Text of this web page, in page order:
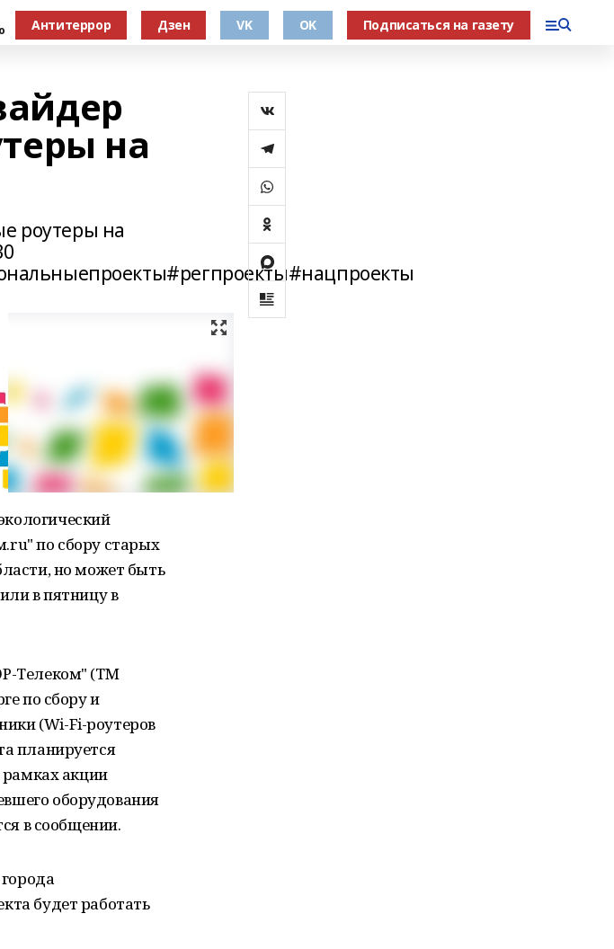
Антитеррор Дзен VK OK Подписаться на газету
на
роутеры на
по сбору старых
но может быть
в пятницу в
Телеком" (ТМ
по сбору и
(Wi-Fi-роутеров
планируется
рамках акции
оборудования
в сообщении.
будет работать